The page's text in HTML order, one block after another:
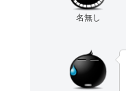
名無し